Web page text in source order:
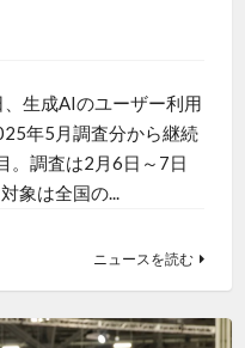
生成AIのユーザー利用
年5月調査分から継続
。調査は2月6日～7日
象は全国の...
ニュースを読む